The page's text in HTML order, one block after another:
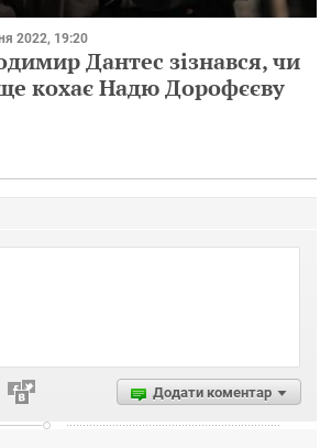
2022, 19:20
Дантес зізнався, чи
кохає Надю Дорофєєву
Додати коментар